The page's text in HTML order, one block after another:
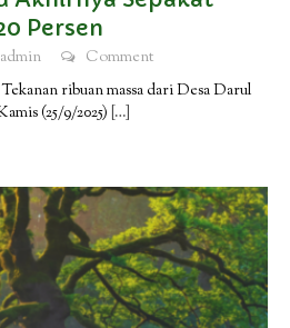
Persen
admin
Comment
ribuan massa dari Desa Darul
(25/9/2025) […]